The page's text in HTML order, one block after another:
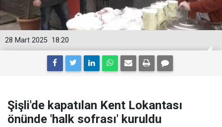
18:20
28 Mart 2025
Şişli'de kapatılan Kent Lokantası
önünde 'halk sofrası' kuruldu